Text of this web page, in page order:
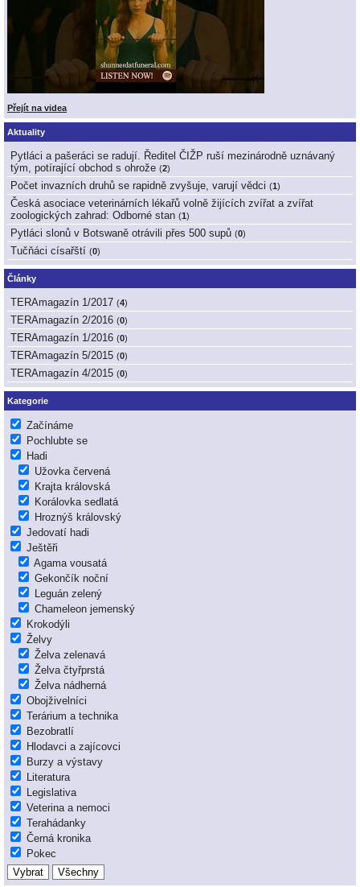
Přejít na videa
Aktuality
Pytláci a pašeráci se radují. Ředitel ČIŽP ruší mezinárodně uznávaný
tým, potírající obchod s ohrože (2)
Počet invazních druhů se rapidně zvyšuje, varují vědci (1)
Česká asociace veterinárních lékařů volně žijících zvířat a zvířat
zoologických zahrad: Odborné stan (1)
Pytláci slonů v Botswaně otrávili přes 500 supů (0)
Tučňáci císařští (0)
Články
TERAmagazín 1/2017 (4)
TERAmagazín 2/2016 (0)
TERAmagazín 1/2016 (0)
TERAmagazín 5/2015 (0)
TERAmagazín 4/2015 (0)
Kategorie
Začínáme
Pochlubte se
Hadi
Užovka červená
Krajta královská
Korálovka sedlatá
Hroznýš královský
Jedovatí hadi
Ještěři
Agama vousatá
Gekončík noční
Leguán zelený
Chameleon jemenský
Krokodýli
Želvy
Želva zelenavá
Želva čtyřprstá
Želva nádherná
Obojživelníci
Terárium a technika
Bezobratlí
Hlodavci a zajícovci
Burzy a výstavy
Literatura
Legislativa
Veterina a nemoci
Terahádanky
Černá kronika
Pokec